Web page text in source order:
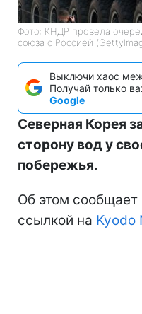
Фото: КНДР провела
союза с Россией
Выключи хаос
Получай только
Google
Северная Корея
сторону вод у
побережья.
Об этом сообщает
ссылкой на Kyodo